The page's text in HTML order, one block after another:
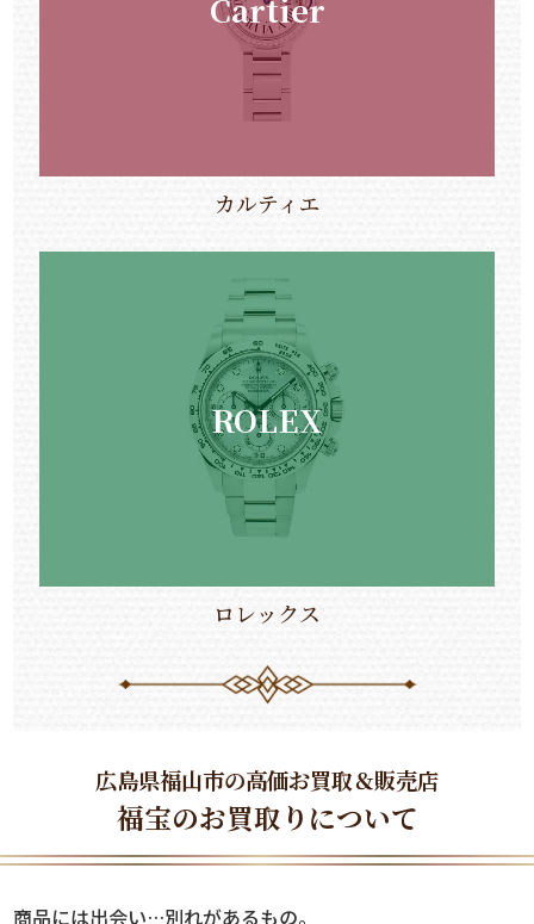
カルティエ
ROLEX
ロレックス
広島県福山市の高価お買取＆販売店
福宝のお買取りについて
商品には出会い…別れがあるもの。